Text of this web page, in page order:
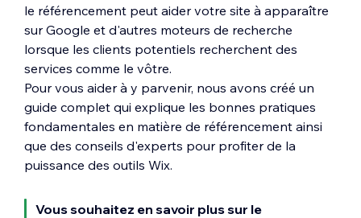
le référencement peut aider votre site à apparaître
sur Google et d'autres moteurs de recherche
lorsque les clients potentiels recherchent des
services comme le vôtre.
Pour vous aider à y parvenir, nous avons créé un
guide complet qui explique les bonnes pratiques
fondamentales en matière de référencement ainsi
que des conseils d'experts pour profiter de la
puissance des outils Wix.
Vous souhaitez en savoir plus sur le